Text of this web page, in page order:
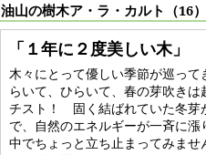
油山の樹木ア・ラ・カルト（16
「 １年に２度美しい木」
木々にとって優しい季節が巡って
らいて、ひらいて、春の芽吹きは
チスト！ 固く結ばれていた冬芽
で、自然のエネルギーが一斉に漲
中でちょっと立ち止まってみま